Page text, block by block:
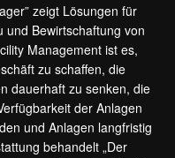
zeigt Lösungen für
und Bewirtschaftung von
Management ist es,
zu schaffen, die
dauerhaft zu senken, die
der Anlagen
und Anlagen langfristig
behandelt „Der